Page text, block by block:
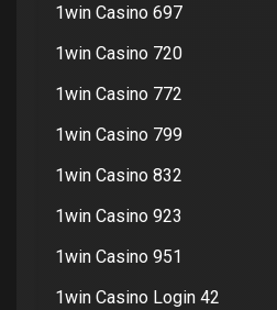
1win Casino 697
1win Casino 720
1win Casino 772
1win Casino 799
1win Casino 832
1win Casino 923
1win Casino 951
1win Casino Login 42